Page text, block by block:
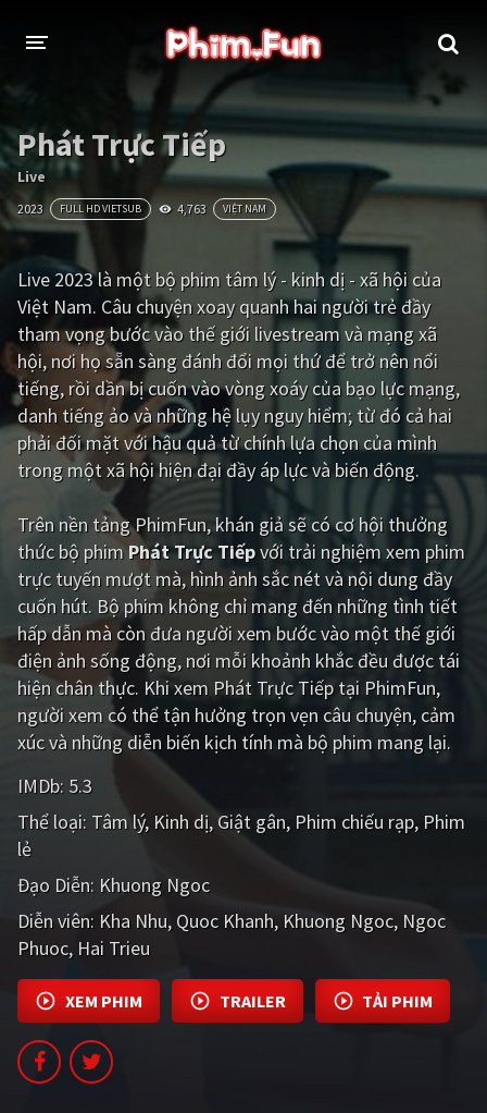
THỂ LOẠI
Thần thoại - Cổ trang Hành động
Tâm lý Chiến tranh
Võ thuật - Kiếm hiệp Nhạc kịch
Kinh dị Tội phạm - Hình sự
Phiêu lưu Hài hước
Viễn tưởng Khoa học - Tài liệu
Hoạt hình Thể thao
Tình cảm - Lãng mạn Kỳ ảo
Giật gân Gia đình
Lịch sử
Viễn Tây Tiểu sử
GameShow DramaTV
QUỐC GIA
Trung Quốc - Hồng Kông
Tổng hợp
CẬP NHẬT
PHIM MỚI
PHIM BỘ
PHIM LẺ
Phát Trực Tiếp
Live
2023 FULL HD VIETSUB 4,763 VIỆT NAM
Live 2023 là một bộ phim tâm lý - kinh dị - xã hội của
Việt Nam. Câu chuyện xoay quanh hai người trẻ đầy
tham vọng bước vào thế giới livestream và mạng xã
hội, nơi họ sẵn sàng đánh đổi mọi thứ để trở nên nổi
tiếng, rồi dần bị cuốn vào vòng xoáy của bạo lực mạng,
danh tiếng ảo và những hệ lụy nguy hiểm; từ đó cả hai
phải đối mặt với hậu quả từ chính lựa chọn của mình
trong một xã hội hiện đại đầy áp lực và biến động.
Trên nền tảngPhimFun, khán giả sẽ có cơ hội thưởng
thức bộ phim Phát Trực Tiếpvới trải nghiệm xem phim
trực tuyến mượt mà, hình ảnh sắc nét và nội dung đầy
cuốn hút. Bộ phim không chỉ mang đến những tình tiết
hấp dẫn mà còn đưa người xem bước vào một thế giới
điện ảnh sống động, nơi mỗi khoảnh khắc đều được tái
hiện chân thực. Khi xem Phát Trực Tiếp tại PhimFun,
người xem có thể tận hưởng trọn vẹn câu chuyện, cảm
xúc và những diễn biến kịch tính mà bộ phim mang lại.
IMDb: 5.3
Thể loại: Tâm lý Kinh dị Giật gân Phim chiếu rạp Phim
lẻ
Đạo Diễn: Khuong Ngoc
Diễn viên: Kha Nhu Quoc Khanh Khuong Ngoc Ngoc
Phuoc Hai Trieu
XEM PHIM TRAILER TẢI PHIM